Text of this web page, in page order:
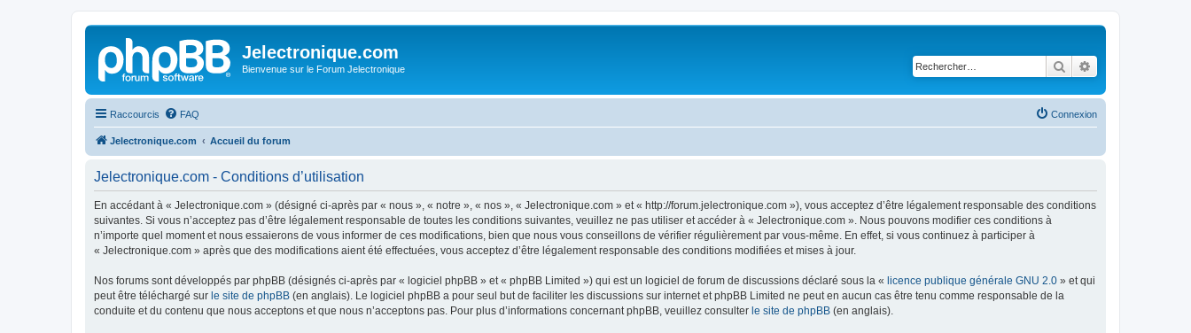
Jelectronique.com
Bienvenue sur le Forum Jelectronique Rechercher
Raccourcis FAQ Connexion
Jelectronique.com Accueil du forum
Jelectronique.com - Conditions d’utilisation
En accédant à « Jelectronique.com » (désigné ci-après par « nous », « notre », « nos », « Jelectronique.com » et « http://forum.jelectronique.com »), vous acceptez d’être légalement responsable des conditions
suivantes. Si vous n’acceptez pas d’être légalement responsable de toutes les conditions suivantes, veuillez ne pas utiliser et accéder à « Jelectronique.com ». Nous pouvons modifier ces conditions à
n’importe quel moment et nous essaierons de vous informer de ces modifications, bien que nous vous conseillons de vérifier régulièrement par vous-même. En effet, si vous continuez à participer à
« Jelectronique.com » après que des modifications aient été effectuées, vous acceptez d’être légalement responsable des conditions modifiées et mises à jour.
Nos forums sont développés par phpBB (désignés ci-après par « logiciel phpBB » et « phpBB Limited ») qui est un logiciel de forum de discussions déclaré sous la « licence publique générale GNU 2.0 » et qui
peut être téléchargé sur le site de phpBB (en anglais). Le logiciel phpBB a pour seul but de faciliter les discussions sur internet et phpBB Limited ne peut en aucun cas être tenu comme responsable de la
conduite et du contenu que nous acceptons et que nous n’acceptons pas. Pour plus d’informations concernant phpBB, veuillez consulter le site de phpBB (en anglais).